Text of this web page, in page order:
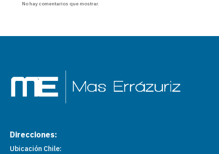
No hay comentarios que mostrar.
Direcciones:
Ubicación Chile: